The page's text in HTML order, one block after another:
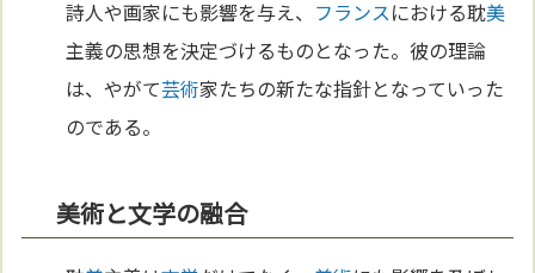
詩人や画家にも影響を与え、 フランスにおける耽美
主義の思想を決定づけるものとなった。彼の理論
は、やがて芸術家たちの新たな指針となっていった
のである。
美術と文学の融合